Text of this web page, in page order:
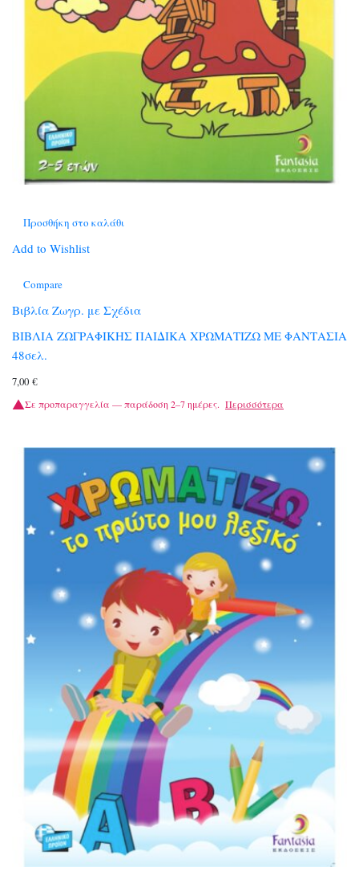
Προσθήκη στο καλάθι
Add to Wishlist
Compare
Βιβλία Ζωγρ. με Σχέδια
ΒΙΒΛΙΑ ΖΩΓΡΑΦΙΚΗΣ ΠΑΙΔΙΚΑ ΧΡΩΜΑΤΙΖΩ ΜΕ ΦΑΝΤΑΣΙΑ
48σελ.
7,00 €
Σε προπαραγγελία — παράδοση 2–7 ημέρες. Περισσότερα